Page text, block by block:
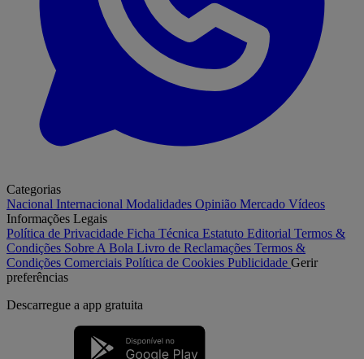
Categorias
Nacional Internacional Modalidades Opinião Mercado Vídeos
Informações Legais
Política de Privacidade Ficha Técnica Estatuto Editorial Termos &
Condições Sobre A Bola Livro de Reclamações Termos &
Condições Comerciais Política de Cookies Publicidade Gerir
preferências
Descarregue a app gratuita